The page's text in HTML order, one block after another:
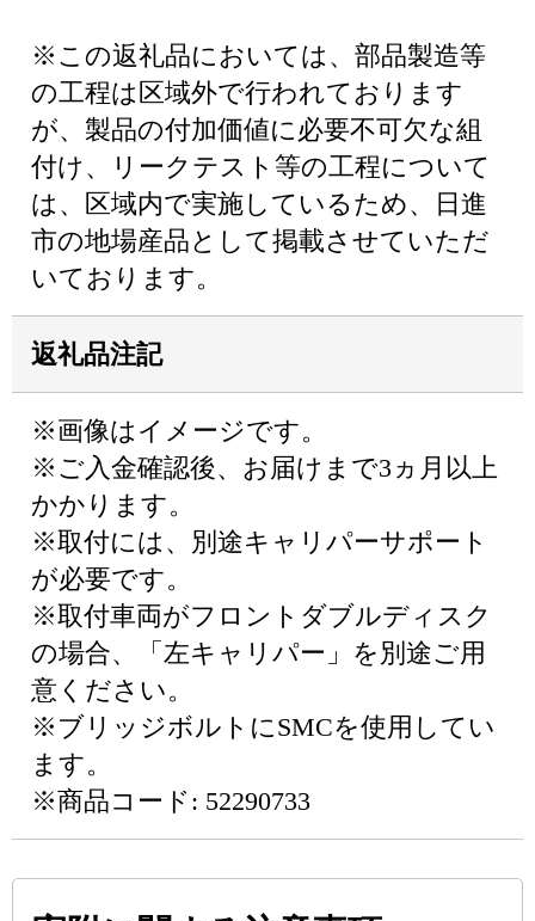
※この返礼品においては、部品製造等
の工程は区域外で行われております
が、製品の付加価値に必要不可欠な組
付け、リークテスト等の工程について
は、区域内で実施しているため、日進
市の地場産品として掲載させていただ
いております。
返礼品注記
※画像はイメージです。
※ご入金確認後、お届けまで3ヵ月以上
かかります。
※取付には、別途キャリパーサポート
が必要です。
※取付車両がフロントダブルディスク
の場合、「左キャリパー」を別途ご用
意ください。
※ブリッジボルトにSMCを使用してい
ます。
※商品コード: 52290733